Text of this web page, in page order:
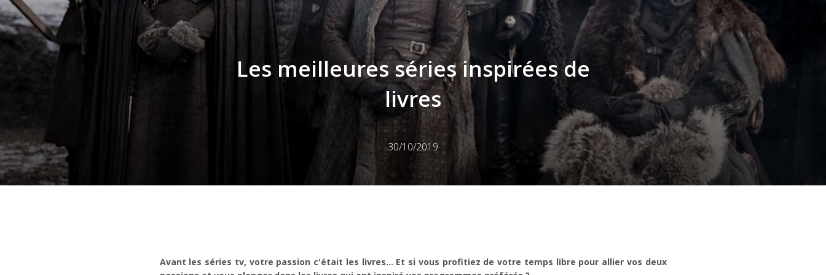
Les meilleures séries inspirées de
livres
30/10/2019
Avant les séries tv, votre passion c'était les livres... Et si vous profitiez de votre temps libre pour allier vos deux